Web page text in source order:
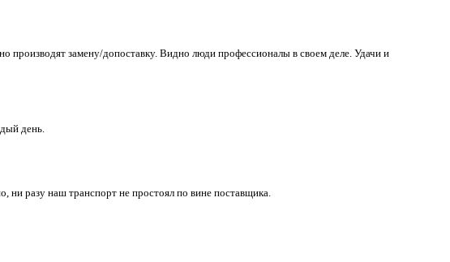
производят замену/допоставку. Видно люди профессионалы в своем деле. Удачи и
день.
ни разу наш транспорт не простоял по вине поставщика.